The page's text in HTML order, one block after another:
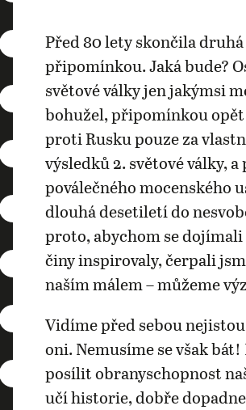
Před 80 lety skončila
připomínkou. Jaká bude?
světové války jen jakýmsi
bohužel, připomínkou
proti Rusku pouze za
výsledků 2. světové války,
poválečného mocenského
dlouhá desetiletí do
proto, abychom se
činy inspirovaly, čerpali
naším málem – můžeme
Vidíme před sebou
oni. Nemusíme se však
posílit obranyschopnost
učí historie, dobře